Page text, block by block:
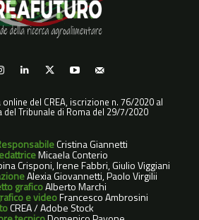
del CREA, iscrizione n. 76/2020 al
Tribunale di Roma del 29/7/2020
Cristina Giannetti
Micaela Conterio
Crisponi, Irene Fabbri, Giulio Viggiani
Alexia Giovannetti, Paolo Virgilii
graficoAlberto Marchi
e videoFrancesco Ambrosini
CREA / Adobe Stock